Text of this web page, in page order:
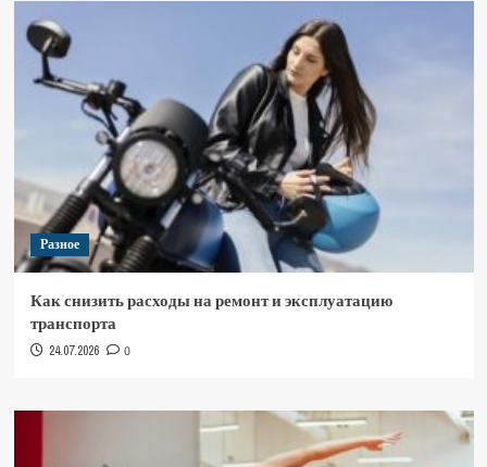
Разное
Как снизить расходы на ремонт и эксплуатацию
транспорта
24.07.2026 0